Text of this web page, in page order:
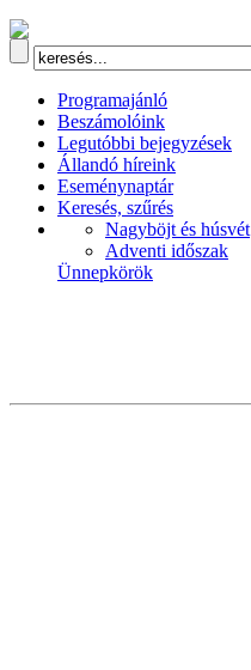
Programajánló
Beszámolóink
Legutóbbi bejegyzések
Állandó híreink
Eseménynaptár
Keresés, szűrés
Nagyböjt és húsvét
Adventi időszak
Ünnepkörök